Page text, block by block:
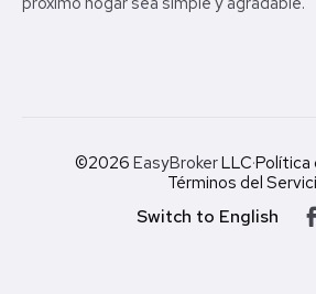
©2026 EasyBrokerLLC·Política
Términos del
Switch to English